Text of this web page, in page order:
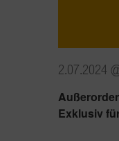
Exklusiv
2.07.2024